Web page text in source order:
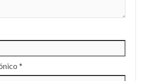
*